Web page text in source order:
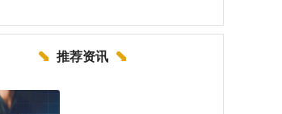
推荐资讯